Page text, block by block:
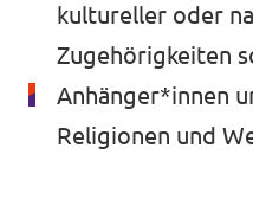
kultureller oder
Zugehörigkeiten
Anhänger*innen
Religionen und